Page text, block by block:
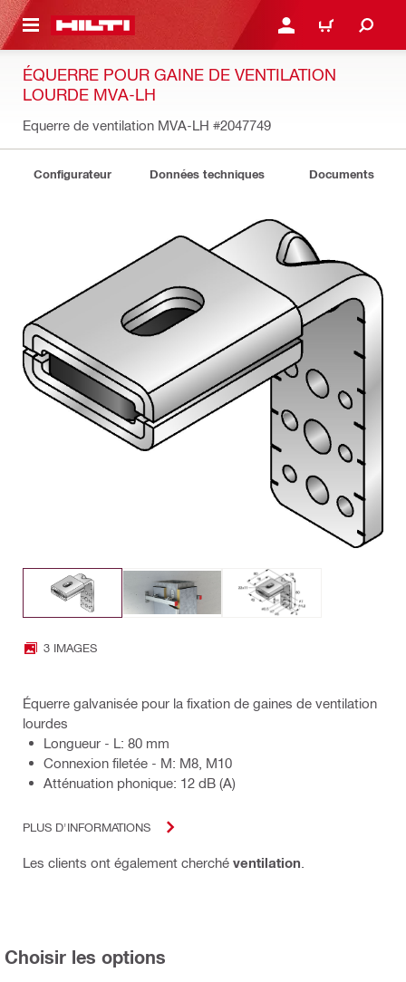
CONTENT CONNEXION OU
PANIER
ÉQUERRE POUR GAINE DE VENTILATION
LOURDE MVA-LH
Equerre de ventilation MVA-LH #2047749
Configurateur Données techniques Documents
3 IMAGES
Équerre galvanisée pour la fixation de gaines de ventilation
lourdes
Longueur - L: 80 mm
Connexion filetée - M: M8, M10
Atténuation phonique: 12 dB (A)
PLUS D'INFORMATIONS
Les clients ont également cherché ventilation
Choisir les options